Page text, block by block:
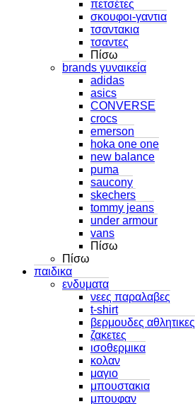
πετσέτες
σκουφοι-γαντια
τσαντακια
τσαντες
Πίσω
brands γυναικεία
adidas
asics
CONVERSE
crocs
emerson
hoka one one
new balance
puma
saucony
skechers
tommy jeans
under armour
vans
Πίσω
Πίσω
παιδικα
ενδυματα
νεες παραλαβες
t-shirt
βερμουδες αθλητικες
ζακετες
ισοθερμικα
κολαν
μαγιο
μπουστακια
μπουφαν